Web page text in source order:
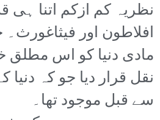
نظریہ کم ازکم اتنا ہی
افلاطون اور
مادی دنیا کو اس مطلق
نقل قرار دیا جو کہ دنیا
سے قبل موجود تھا۔